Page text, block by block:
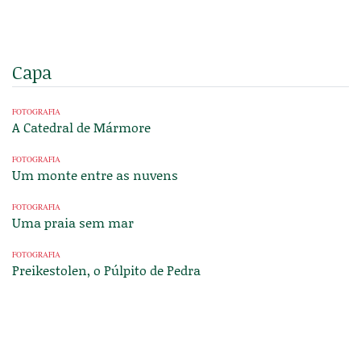
Capa
FOTOGRAFIA
A Catedral de Mármore
FOTOGRAFIA
Um monte entre as nuvens
FOTOGRAFIA
Uma praia sem mar
FOTOGRAFIA
Preikestolen, o Púlpito de Pedra